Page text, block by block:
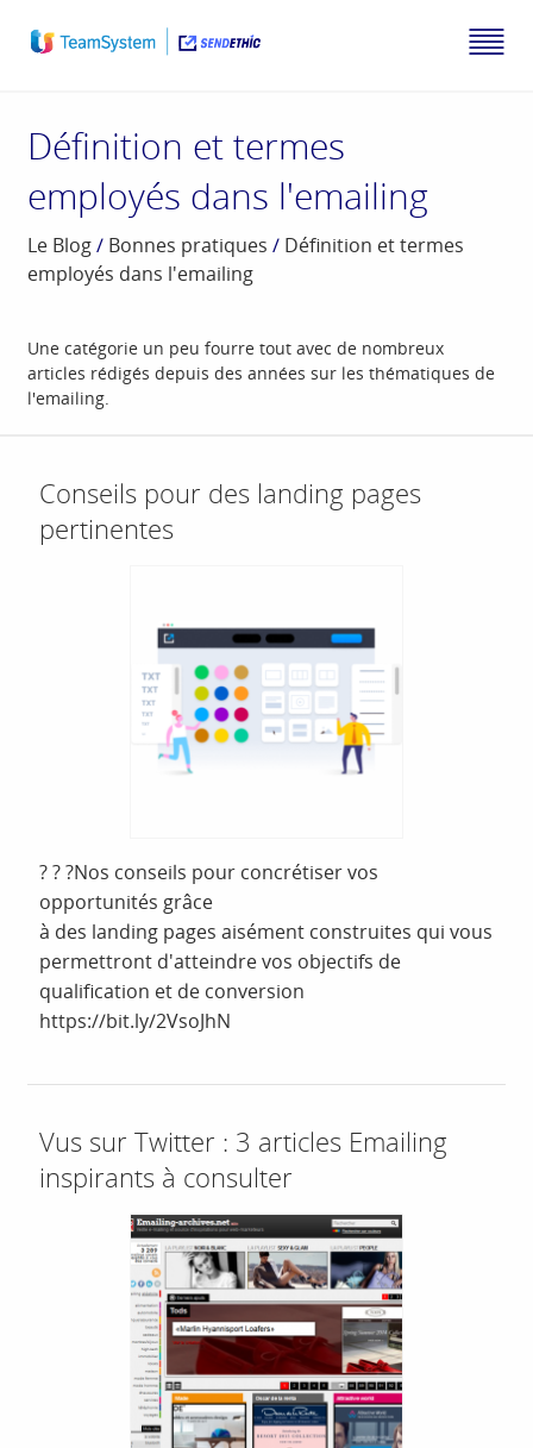
Définition et termes
employés dans l'emailing
Le Blog/ Bonnes pratiques / Définition et termes
employés dans l'emailing
Une catégorie un peu fourre tout avec de nombreux
articles rédigés depuis des années sur les thématiques de
l'emailing.
Conseils pour des landing pages
pertinentes
? ? ?Nos conseils pour concrétiser vos
opportunités grâce
à des landing pages aisément construites qui vous
permettront d'atteindre vos objectifs de
qualification et de conversion
https://bit.ly/2VsoJhN
Vus sur Twitter : 3 articles Emailing
inspirants à consulter